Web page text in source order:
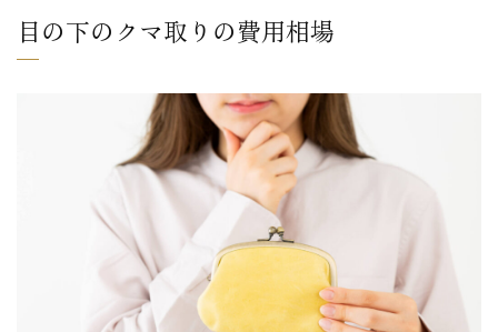
目の下のクマ取りの費用相場